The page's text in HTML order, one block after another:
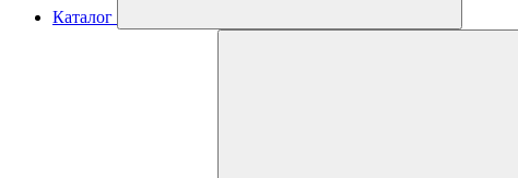
Каталог